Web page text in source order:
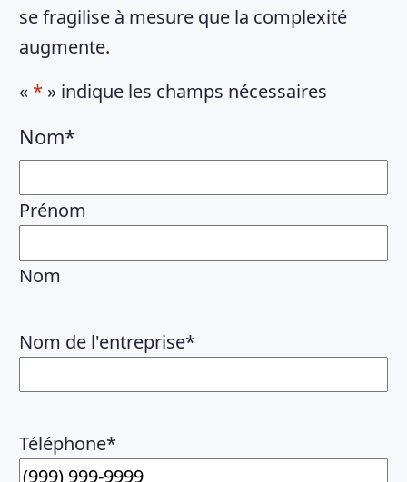
se fragilise à mesure que la complexité
augmente.
« * » indique les champs nécessaires
Nom*
Prénom
Nom
Nom de l'entreprise*
Téléphone*